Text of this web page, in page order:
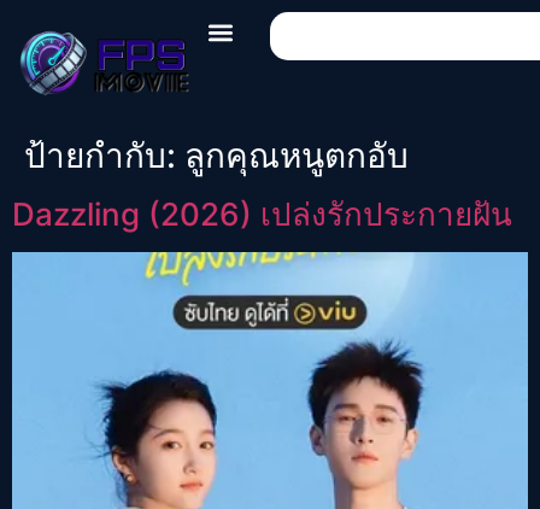
ป้ายกำกับ: ลูกคุณหนูตกอับ
Dazzling (2026) เปล่งรักประกายฝัน